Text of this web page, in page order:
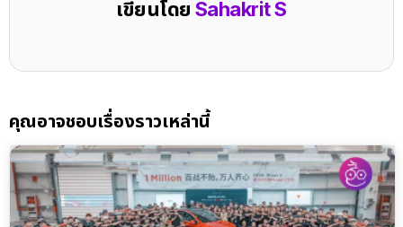
เขียนโดยSahakrit S
คุณอาจชอบเรื่องราวเหล่านี้